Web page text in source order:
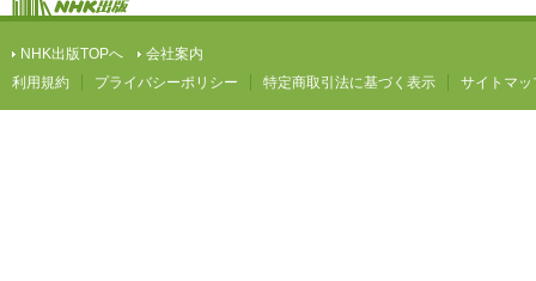
NHK出版TOPへ
会社案内
利用規約
プライバシーポリシー 特定商取引法に基づく表示 サイトマッ